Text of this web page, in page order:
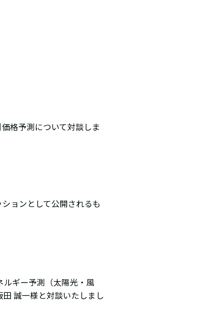
格予測について対談しま
ョンとして公開されるも
ギー予測（太陽光・風
誠一様と対談いたしまし